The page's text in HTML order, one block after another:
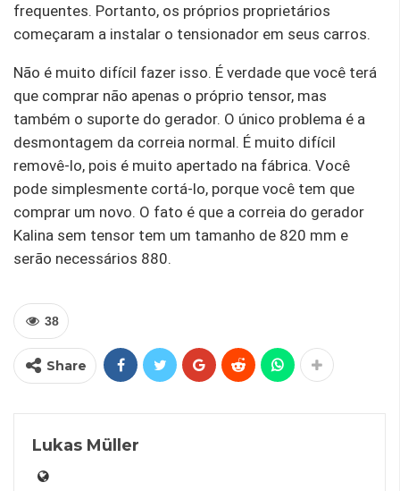
frequentes. Portanto, os próprios proprietários
começaram a instalar o tensionador em seus carros.
Não é muito difícil fazer isso. É verdade que você terá
que comprar não apenas o próprio tensor, mas
também o suporte do gerador. O único problema é a
desmontagem da correia normal. É muito difícil
removê-lo, pois é muito apertado na fábrica. Você
pode simplesmente cortá-lo, porque você tem que
comprar um novo. O fato é que a correia do gerador
Kalina sem tensor tem um tamanho de 820 mm e
serão necessários 880.
38
Share
Lukas Müller